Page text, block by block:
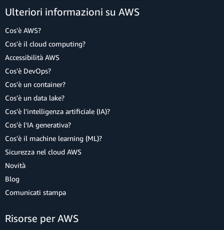
Ulteriori informazioni su AWS
Cos'è AWS?
Cos'è il cloud computing?
Accessibilità AWS
Cos'è DevOps?
Cos'è un container?
Cos'è un data lake?
Cos'è l'intelligenza artificiale (IA)?
Cos'è l'IA generativa?
Cos'è il machine learning (ML)?
Sicurezza nel cloud AWS
Novità
Blog
Comunicati stampa
Risorse per AWS